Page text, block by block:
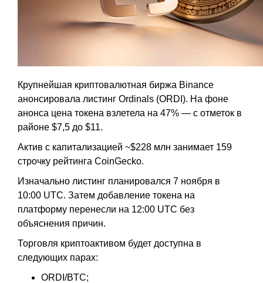
Крупнейшая криптовалютная биржа Binance
анонсировала листинг Ordinals (ORDI). На фоне
анонса цена токена взлетела на 47% — с отметок в
районе $7,5 до $11.
Актив с капитализацией ~$228 млн занимает 159
строчку рейтинга CoinGecko.
Изначально листинг планировался 7 ноября в
10:00 UTC. Затем добавление токена на
платформу перенесли на 12:00 UTC без
объяснения причин.
Торговля криптоактивом будет доступна в
следующих парах:
ORDI/BTC;